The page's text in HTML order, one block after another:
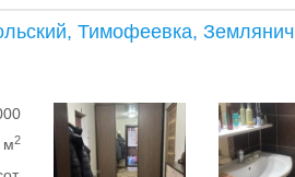
Тимофеевка,
м2